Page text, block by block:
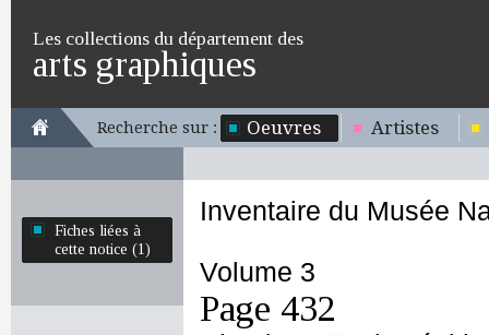
Les collections du département des
arts graphiques
Recherche sur : Oeuvres Artistes
Fiches liées à
cette notice (1)
Inventaire du Musée
Volume 3
Page 432